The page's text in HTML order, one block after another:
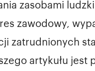
zasobami
zawodowy,
zatrudnionych
artykułu jest